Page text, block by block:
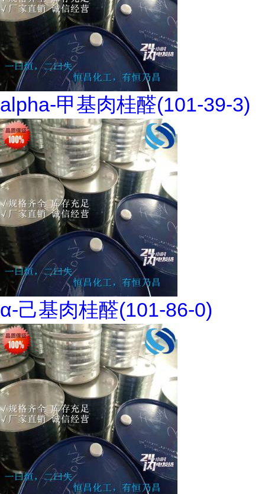
alpha-甲基肉桂醛(101-39-3)
α-己基肉桂醛(101-86-0)